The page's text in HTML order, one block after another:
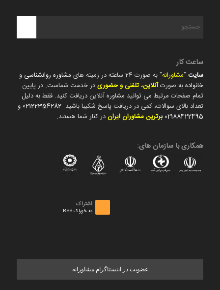
ساعت کار
سایت"مشاورانه" به صورت 24 ساعته در زمینه های مشاوره روانشناسی و
خانوادهبه صورتآنلاین، تلفنی و حضوریدر خدمت شماست. در پایین
تمام صفحات مرتبط می توانید مشاوره آنلاین دریافت کنید. فقط به دلیل
تعداد بالای سوالات، کمی در دریافت پاسخ شکیبا باشید. 02122354282 و
02188422495 برترین مشاوران ایراندر کنار شما هستند.
همکاری با سازمان های:
اشتراک
به خوراک RSS
عضویت در اینستاگرام مشاورانه